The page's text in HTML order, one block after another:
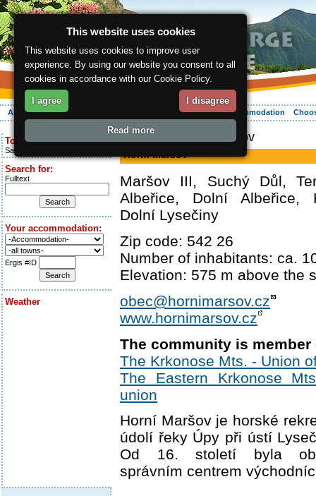
About the region Your vacation Accommodation
Today is:
Saturday 8.08.2026
Search for:
Fulltext
Your accommodation:
Ergis #ID
Weather
ergis.cz > Horní Maršov
Horní Maršov
Maršov III, Suchý Důl,
Albeřice, Dolní Albeřice,
Dolní Lysečiny
Zip code: 542 26
Number of inhabitants: ca.
Elevation: 575 m above the
obec@hornimarsov.cz
www.hornimarsov.cz
The community is
The Krkonose Mts. - Union
The Eastern Krkonose
union
Horní Maršov je horské
údolí řeky Úpy při ústí
Od 16. století byla
správním centrem
This website uses cookies
This website uses cookies to improve user
experience. By using our website you consent to all
cookies in accordance with our Cookie Policy.
I agree I disagree
Read more